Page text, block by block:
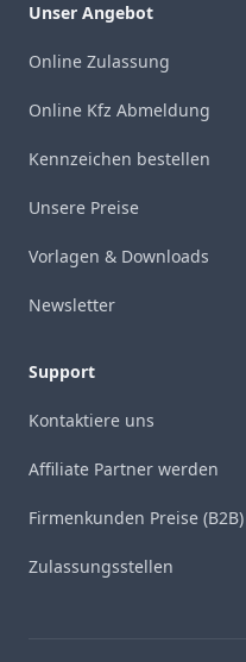
Unser Angebot
Online Zulassung
Online Kfz Abmeldung
Kennzeichen bestellen
Unsere Preise
Vorlagen & Downloads
Newsletter
Support
Kontaktiere uns
Affiliate Partner werden
Firmenkunden Preise (B2B)
Zulassungsstellen